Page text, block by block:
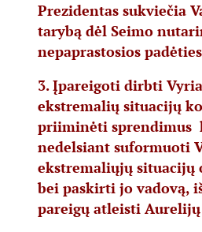
Prezidentas sukviečia
tarybą dėl Seimo
nepaprastosios
3. Įpareigoti dirbti
ekstremalių situacijų
priiminėti sprendimus
nedelsiant suformuoti
ekstremaliųjų situacijų
bei paskirti jo vadovą,
pareigų atleisti Aurelijų